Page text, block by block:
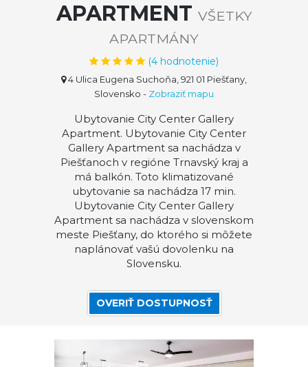
APARTMENT VŠETKY
APARTMÁNY
(4 hodnotenie)
4 Ulica Eugena Suchoňa, 921 01 Piešťany,
Slovensko - Zobraziť mapu
Ubytovanie City Center Gallery
Apartment. Ubytovanie City Center
Gallery Apartment sa nachádza v
Piešťanoch v regióne Trnavský kraj a
má balkón. Toto klimatizované
ubytovanie sa nachádza 17 min.
Ubytovanie City Center Gallery
Apartment sa nachádza v slovenskom
meste Piešťany, do ktorého si môžete
naplánovať vašú dovolenku na
Slovensku.
OVERIŤ DOSTUPNOSŤ